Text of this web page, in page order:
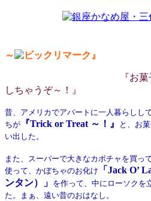
～
』
『お菓子をくれな
しちゃうぞ～！』
昔、アメリカでアパートに一人暮らしし
ちが 『Trick or Treat ～！』
と、お
い出した。
また、スーパーで大きなカボチャを買っ
使って、かぼちゃのお化け
「Jack O’
ンタン）」 を作って、中にローソクを
た。まぁ、遠い昔のおはなし。